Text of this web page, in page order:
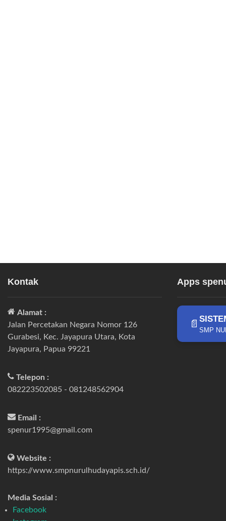
Kontak
Alamat :
Jalan Percetakan Negara Nomor 126
Gurabesi, Kec. Jayapura Utara, Kota
Jayapura, Papua 99221
Telepon :
082223502085 - 081248562904
Email :
spenur1995@gmail.com
Website :
https://www.smpnurulhudayapis.sch.id/
Media Sosial :
Facebook
Apps
📄
SMP